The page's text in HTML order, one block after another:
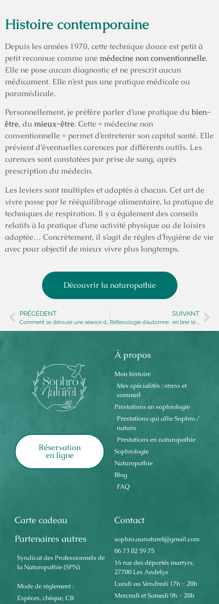
Histoire contemporaine
Depuis les années 1970, cette technique douce est petit à
petit reconnue comme unemédecine non conventionnelle.
Elle ne pose aucun diagnostic et ne prescrit aucun
médicament. Elle n’est pas une pratique médicale ou
paramédicale.
Personnellement, je préfère parler d’une pratique du bien-
être, du mieux-être. Cette « médecine non
conventionnelle » permet d’entretenir son capital santé. Elle
prévient d’éventuelles carences par différents outils. Les
carences sont constatées par prise de sang, après
prescription du médecin.
Les leviers sont multiples et adaptés à chacun. Cet art de
vivre passe par le rééquilibrage alimentaire, la pratique de
techniques de respiration. Il y a également des conseils
relatifs à la pratique d’une activité physique ou de loisirs
adaptée… Concrètement, il s’agit de règles d’hygiène de vie
avec pour objectif de mieux vivre plus longtemps.
Découvrir la naturopathie
PRÉCÉDENT
Comment se déroule une séance de réflexologie en énergétique chinoise ?
SUIVANT
Réflexologie d’automne : en tirer le meilleur parti
Réservation
en ligne
À propos
Mon histoire
Mes spécialités : stress et
sommeil
Prestations en sophrologie
Prestations qui allie Sophro /
naturo
Prestations en naturopathie
Sophrologie
Naturopathie
Blog
FAQ
Carte cadeau
Partenaires autres
Syndicat des Professionnels de
la Naturopathie (SPN)
Mode de règlement :
Espèces, chèque, CB
Contact
sophro.aunaturel@gmail.com
06 73 82 59 75
16 rue des déportés martyrs,
27700 Les Andelys
Lundi au Vendredi 17h - 20h
Mercredi et Samedi 9h - 20h